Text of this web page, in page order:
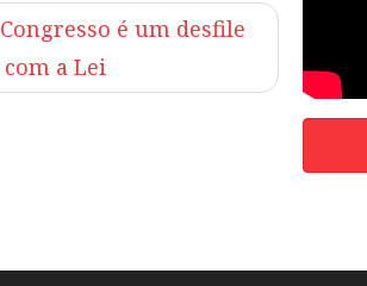
é um desfile
a Lei